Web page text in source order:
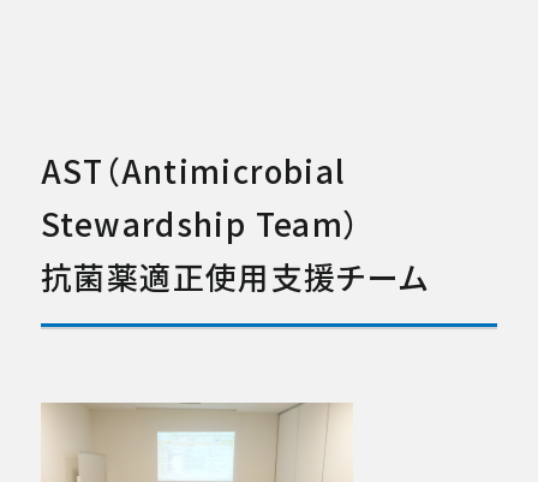
麻酔科（ペインクリニック）
放射線診断科
総合内科
AST（Antimicrobial
Stewardship Team）
抗菌薬適正使用支援チーム